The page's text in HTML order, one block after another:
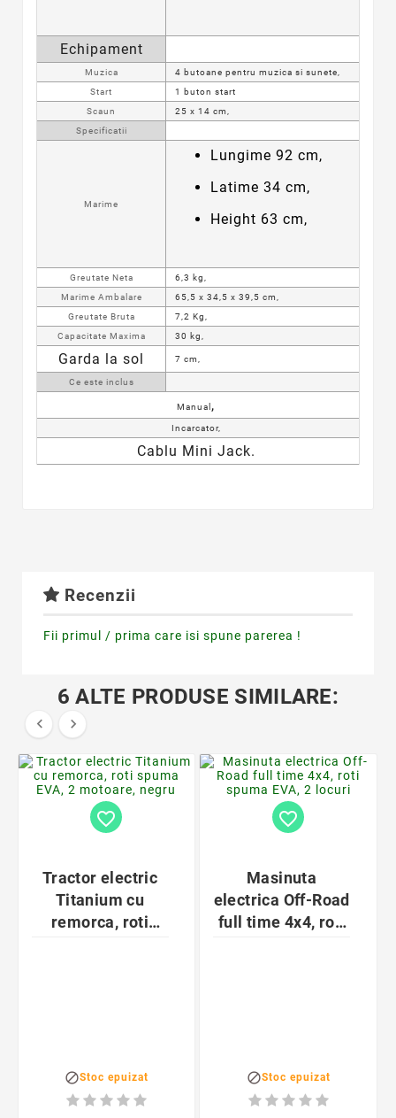
Echipament
Muzica
4 butoane pentru muzica si sunete,
Start
1 buton start
Scaun
25 x 14 cm,
Specificatii
Marime
Lungime 92 cm,
Latime 34 cm,
Height 63 cm,
Greutate Neta
6,3 kg,
Marime Ambalare
65,5 x 34,5 x 39,5 cm,
Greutate Bruta
7,2 Kg,
Capacitate Maxima
30 kg,
Garda la sol 7 cm,
Ce este inclus
Manual ,
Incarcator,
Cablu Mini Jack.
Recenzii
Fii primul / prima care isi spune parerea !
6 ALTE PRODUSE SIMILARE:
 
favorite_border
Tractor electric
Titanium cu
remorca, roti
Stoc epuizat
favorite_border
Masinuta
electrica Off-Road
full time 4x4, roti
Stoc epuizat